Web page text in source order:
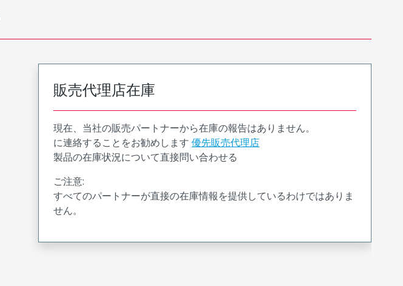
販売代理店在庫
現在、当社の販売パートナーから在庫の報告はありません。
に連絡することをお勧めします 優先販売代理店
製品の在庫状況について直接問い合わせる
ご注意:
すべてのパートナーが直接の在庫情報を提供しているわけではありま
せん。